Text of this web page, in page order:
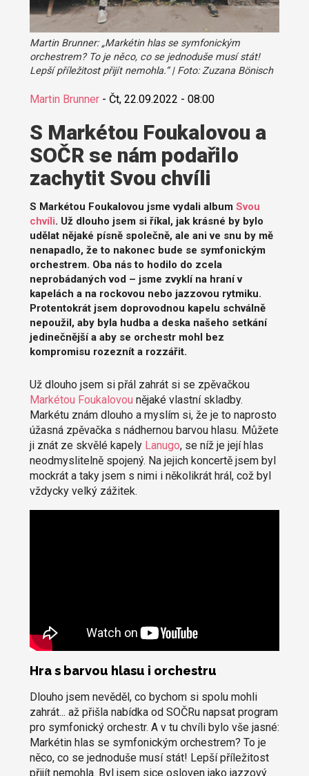
Martin Brunner: „Markétin hlas se symfonickým
orchestrem? To je něco, co se jednoduše musí stát!
Lepší příležitost přijít nemohla.“ | Foto: Zuzana Bönisch
Martin Brunner- Čt, 22.09.2022 - 08:00
S Markétou Foukalovou a
SOČR se nám podařilo
zachytit Svou chvíli
S Markétou Foukalovou jsme vydali album Svou
chvíli. Už dlouho jsem si říkal, jak krásné by bylo
udělat nějaké písně společně, ale ani ve snu by mě
nenapadlo, že to nakonec bude se symfonickým
orchestrem. Oba nás to hodilo do zcela
neprobádaných vod – jsme zvyklí na hraní v
kapelách a na rockovou nebo jazzovou rytmiku.
Protentokrát jsem doprovodnou kapelu schválně
nepoužil, aby byla hudba a deska našeho setkání
jedinečnější a aby se orchestr mohl bez
kompromisu rozeznít a rozzářit.
Už dlouho jsem si přál zahrát si se zpěvačkou
Markétou Foukalovou nějaké vlastní skladby.
Markétu znám dlouho a myslím si, že je to naprosto
úžasná zpěvačka s nádhernou barvou hlasu. Můžete
ji znát ze skvělé kapely Lanugo, se níž je její hlas
neodmyslitelně spojený. Na jejich koncertě jsem byl
mockrát a taky jsem s nimi i několikrát hrál, což byl
vždycky velký zážitek.
Hra s barvou hlasu i orchestru
Dlouho jsem nevěděl, co bychom si spolu mohli
zahrát... až přišla nabídka od SOČRu napsat program
pro symfonický orchestr. A v tu chvíli bylo vše jasné:
Markétin hlas se symfonickým orchestrem? To je
něco, co se jednoduše musí stát! Lepší příležitost
přijít nemohla. Byl jsem sice osloven jako jazzový